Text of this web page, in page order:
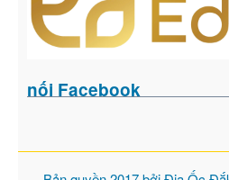
nối Facebook